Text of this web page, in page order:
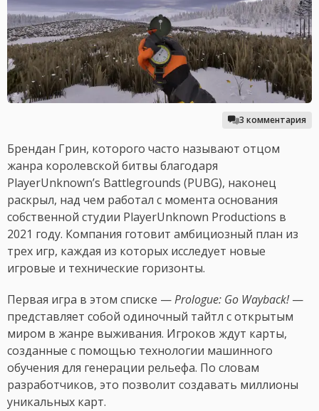
3 комментария
Брендан Грин, которого часто называют отцом
жанра королевской битвы благодаря
PlayerUnknown’s Battlegrounds (PUBG), наконец
раскрыл, над чем работал с момента основания
собственной студии PlayerUnknown Productions в
2021 году. Компания готовит амбициозный план из
трех игр, каждая из которых исследует новые
игровые и технические горизонты.
Первая игра в этом списке —Prologue: Go Wayback!—
представляет собой одиночный тайтл с открытым
миром в жанре выживания. Игроков ждут карты,
созданные с помощью технологии машинного
обучения для генерации рельефа. По словам
разработчиков, это позволит создавать миллионы
уникальных карт.